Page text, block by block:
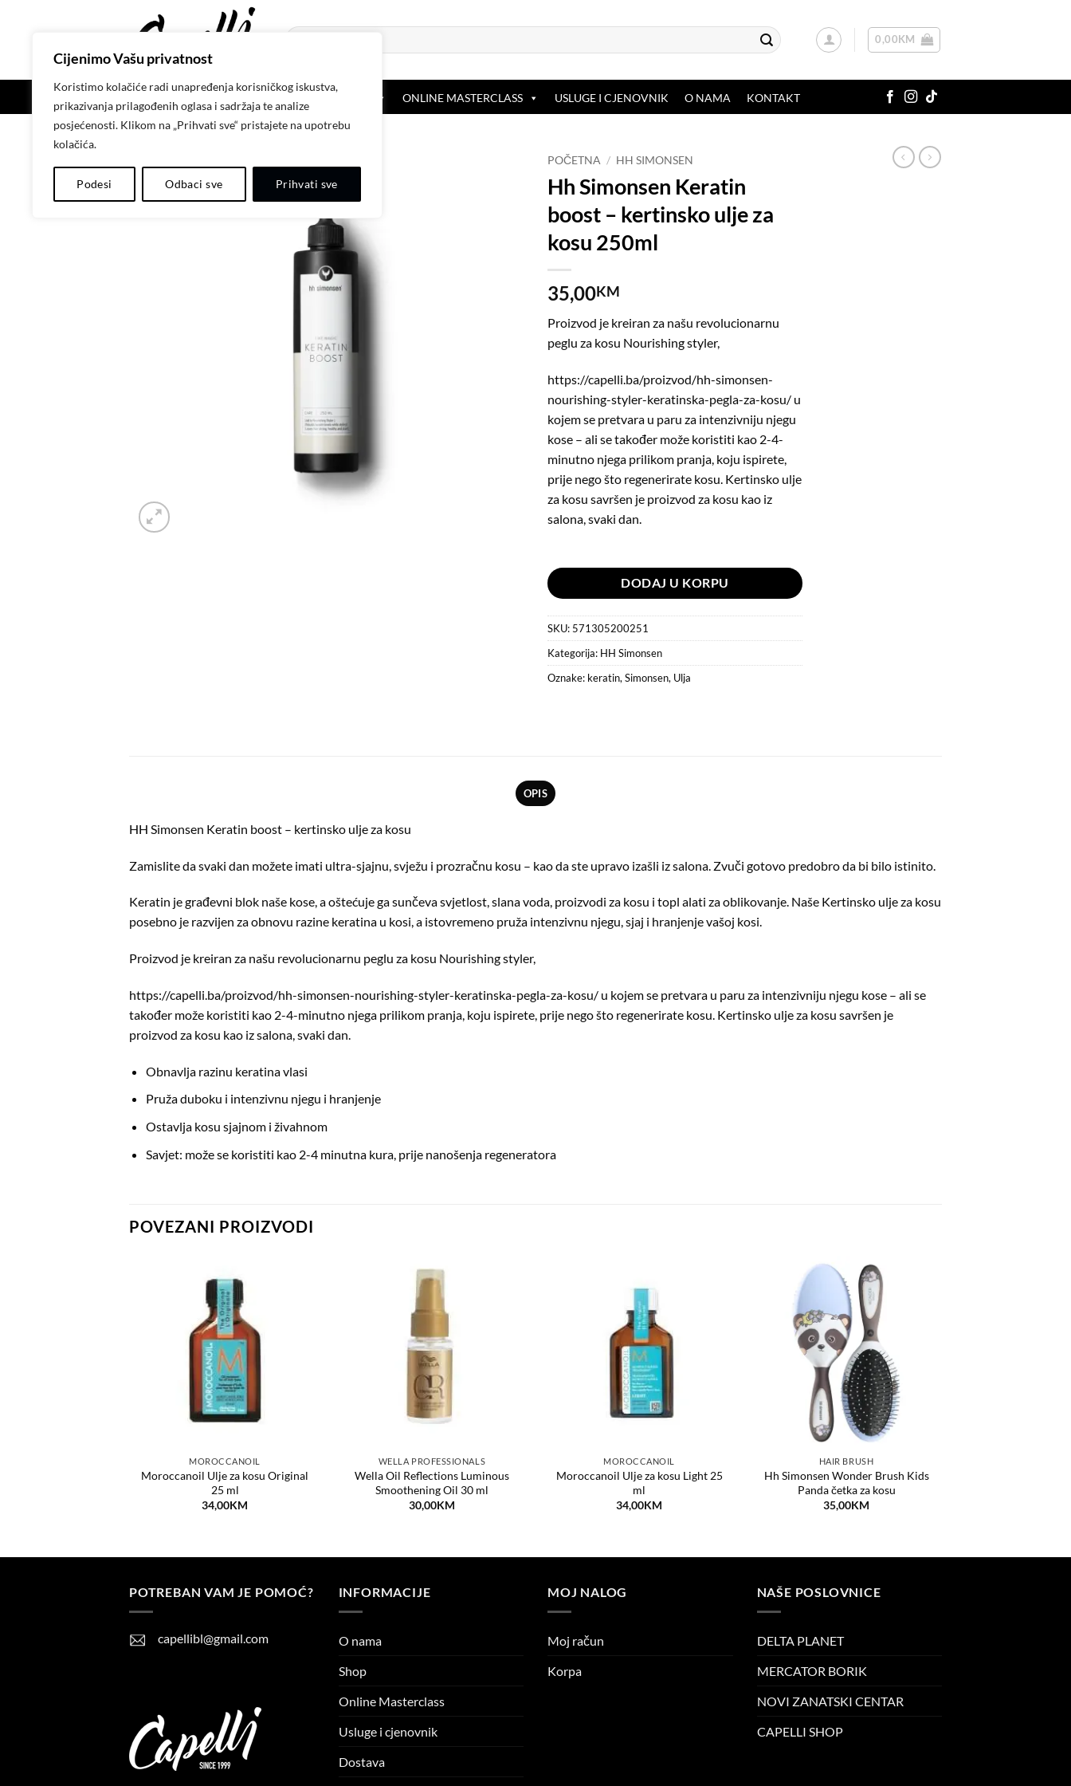
Cijenimo Vašu privatnost
Koristimo kolačiće radi unapređenja korisničkog iskustva,
prikazivanja prilagođenih oglasa i sadržaja te analize
posjećenosti. Klikom na „Prihvati sve“ pristajete na upotrebu
kolačića.
Podesi Odbaci sve Prihvati sve
Pretraži: 0,00KM
ONLINE MASTERCLASS USLUGE I CJENOVNIK O NAMA KONTAKT
POČETNA / HH SIMONSEN
Hh Simonsen Keratin
boost – kertinsko ulje za
kosu 250ml
35,00KM
Proizvod je kreiran za našu revolucionarnu
peglu za kosu Nourishing styler,
https://capelli.ba/proizvod/hh-simonsen-
nourishing-styler-keratinska-pegla-za-kosu/ u
kojem se pretvara u paru za intenzivniju njegu
kose – ali se također može koristiti kao 2-4-
minutno njega prilikom pranja, koju ispirete,
prije nego što regenerirate kosu. Kertinsko ulje
za kosu savršen je proizvod za kosu kao iz
salona, svaki dan.
DODAJ U KORPU
SKU: 571305200251
Kategorija: HH Simonsen
Oznake: keratin, Simonsen, Ulja
OPIS
HH Simonsen Keratin boost – kertinsko ulje za kosu
Zamislite da svaki dan možete imati ultra-sjajnu, svježu i prozračnu kosu – kao da ste upravo izašli iz salona. Zvuči gotovo predobro da bi bilo istinito.
Keratin je građevni blok naše kose, a oštećuje ga sunčeva svjetlost, slana voda, proizvodi za kosu i topl alati za oblikovanje. Naše Kertinsko ulje za kosu
posebno je razvijen za obnovu razine keratina u kosi, a istovremeno pruža intenzivnu njegu, sjaj i hranjenje vašoj kosi.
Proizvod je kreiran za našu revolucionarnu peglu za kosu Nourishing styler,
https://capelli.ba/proizvod/hh-simonsen-nourishing-styler-keratinska-pegla-za-kosu/ u kojem se pretvara u paru za intenzivniju njegu kose – ali se
također može koristiti kao 2-4-minutno njega prilikom pranja, koju ispirete, prije nego što regenerirate kosu. Kertinsko ulje za kosu savršen je
proizvod za kosu kao iz salona, svaki dan.
Obnavlja razinu keratina vlasi
Pruža duboku i intenzivnu njegu i hranjenje
Ostavlja kosu sjajnom i živahnom
Savjet: može se koristiti kao 2-4 minutna kura, prije nanošenja regeneratora
POVEZANI PROIZVODI
MOROCCANOIL
Moroccanoil Ulje za kosu Original
25 ml
34,00KM
WELLA PROFESSIONALS
Wella Oil Reflections Luminous
Smoothening Oil 30 ml
30,00KM
MOROCCANOIL
Moroccanoil Ulje za kosu Light 25
ml
34,00KM
HAIR BRUSH
Hh Simonsen Wonder Brush Kids
Panda četka za kosu
35,00KM
POTREBAN VAM JE POMOĆ?
capellibl@gmail.com
INFORMACIJE
O nama
Shop
Online Masterclass
Usluge i cjenovnik
Dostava
MOJ NALOG
Moj račun
Korpa
NAŠE POSLOVNICE
DELTA PLANET
MERCATOR BORIK
NOVI ZANATSKI CENTAR
CAPELLI SHOP